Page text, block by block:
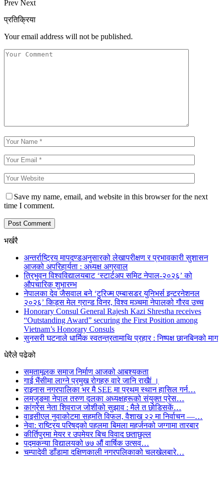
Prev Next
प्रतिक्रिया
Your email address will not be published.
Save my name, email, and website in this browser for the next
time I comment.
भर्खरै
अन्तर्राष्ट्रिय मापदण्डअनुसारको लेखापरीक्षण र प्रभावकारी सुशासन
आजको अपरिहार्यता : अध्यक्ष अग्रवाल
त्रिभुवन विश्वविद्यालयबाट ‘स्टार्टअप समिट नेपाल-२०२६’ को
औपचारिक शुभारम्भ
नेपालका देव जैसवाल बने ‘टुरिज्म एम्बासडर युनिभर्स इन्टरनेशनल
२०२६’ किड्स मेल ग्रान्ड विनर, विश्व मञ्चमा नेपालको गौरव उच्च
Honorary Consul General Rajesh Kazi Shrestha receives
“Outstanding Award” securing the First Position among
Vietnam’s Honorary Consuls
सुनसरी घटनाले धार्मिक स्वतन्त्रतामाथि प्रहार : निष्पक्ष छानबिनको माग
धेरैले पढेको
समतामूलक समाज निर्माण आजको आबश्यकता
गाई भैंसीमा लाग्ने प्रमुख रोगहरु वारे जानि राखैां ।
राइनास नगरपालिका भर मै SEE मा प्रथम स्थान हासिल गर्न…
लमजुङमा नेपाल तरुण दलका अध्यक्षहरूको संयुक्त प्रेस…
कांग्रेस नेता शिवराज जोशीको सुझाव : मैले त छोडिसकें…
वाइसीएल नुवाकोटमा सहमति विफल, वैशाख २२ मा निर्वाचन —…
नेवा: राष्ट्रिय परिषद्को पहलमा बिमला महर्जनको जग्गामा तारबार
कीर्तिपुरमा मेयर र उपमेयर बिच विवाद छताछुल्ल
पद्मकन्या विद्यालयको ७७ औं ‌‌वार्षिक ‌उत्सव…
चम्पादेवी डाँडामा दक्षिणकाली नगरपलिकाको चलखेलबारे…